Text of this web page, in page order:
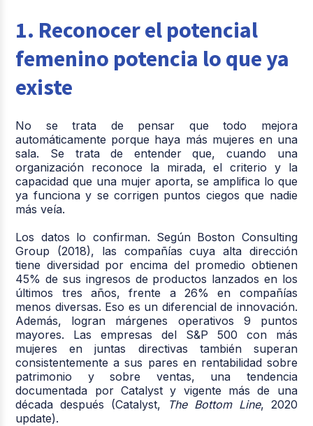
1. Reconocer el potencial
femenino potencia lo que ya
existe
No se trata de pensar que todo mejora
automáticamente porque haya más mujeres en una
sala. Se trata de entender que, cuando una
organización reconoce la mirada, el criterio y la
capacidad que una mujer aporta, se amplifica lo que
ya funciona y se corrigen puntos ciegos que nadie
más veía.
Los datos lo confirman. Según Boston Consulting
Group (2018), las compañías cuya alta dirección
tiene diversidad por encima del promedio obtienen
45% de sus ingresos de productos lanzados en los
últimos tres años, frente a 26% en compañías
menos diversas. Eso es un diferencial de innovación.
Además, logran márgenes operativos 9 puntos
mayores. Las empresas del S&P 500 con más
mujeres en juntas directivas también superan
consistentemente a sus pares en rentabilidad sobre
patrimonio y sobre ventas, una tendencia
documentada por Catalyst y vigente más de una
década después (Catalyst,
The Bottom Line, 2020
update).